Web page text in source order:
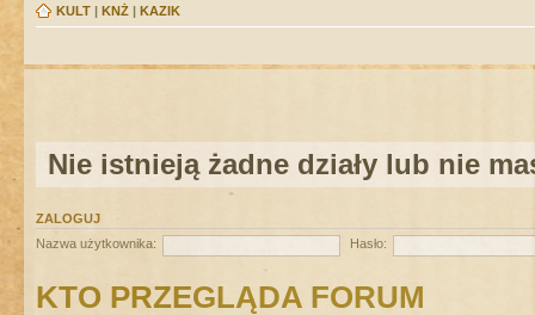
KULT | KNŻ | KAZIK
Nie istnieją żadne działy lub nie
ZALOGUJ
Nazwa użytkownika:
Hasło:
KTO PRZEGLĄDA FORUM